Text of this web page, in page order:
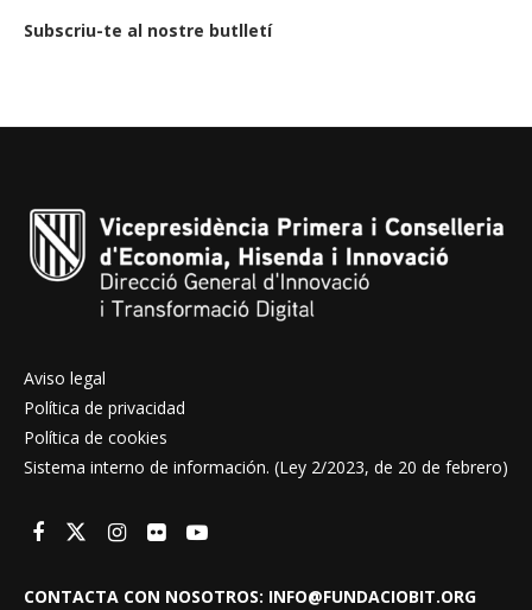
Subscriu-te al nostre butlletí
Aviso legal
Política de privacidad
Política de cookies
Sistema interno de información. (Ley 2/2023, de 20 de febrero)
CONTACTA CON NOSOTROS: INFO@FUNDACIOBIT.ORG